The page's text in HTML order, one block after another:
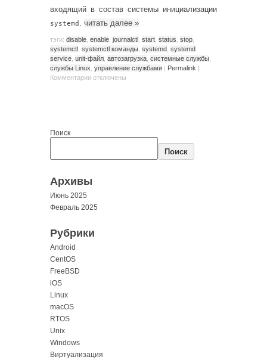
входящий в состав системы инициализации
systemd . читать далее »
тэги: disable enable journalctl start status stop
systemctl systemctl команды systemd systemd
service unit-файл автозагрузка системные службы
службы Linux управление службами | Permalink |
Комментарии отключены
Поиск
Поиск
Архивы
Июнь 2025
Февраль 2025
Рубрики
Android
CentOS
FreeBSD
iOS
Linux
macOS
RTOS
Unix
Windows
Виртуализация